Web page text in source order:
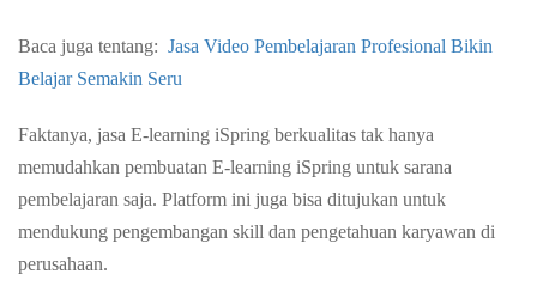
Baca juga tentang: Jasa Video Pembelajaran Profesional Bikin
Belajar Semakin Seru
Faktanya, jasa E-learning iSpring berkualitas tak hanya
memudahkan pembuatan E-learning iSpring untuk sarana
pembelajaran saja. Platform ini juga bisa ditujukan untuk
mendukung pengembangan skill dan pengetahuan karyawan di
perusahaan.